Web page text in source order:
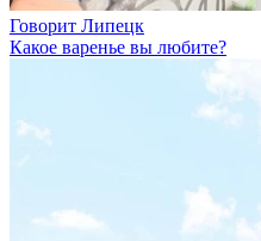
Говорит Липецк
Какое варенье вы любите?